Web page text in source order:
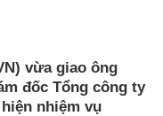
vừa giao ông
đốc Tổng công ty
nhiệm vụ